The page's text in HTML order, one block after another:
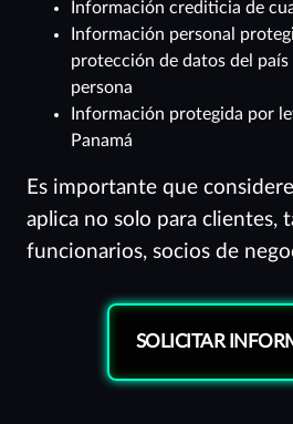
Información crediticia de
Información personal
protección de datos del país
persona
Información protegida por
Panamá
Es importante que
aplica no solo para clientes,
funcionarios, socios de
SOLICITAR